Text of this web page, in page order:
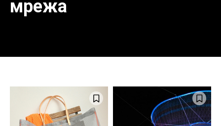
мрежа